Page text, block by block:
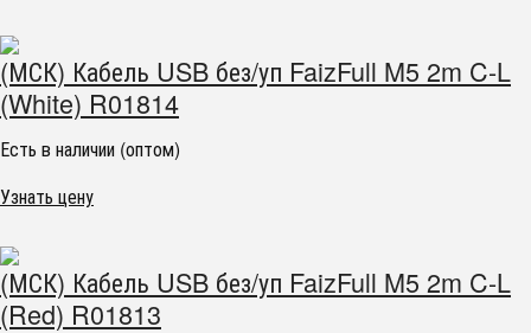
(МСК) Кабель USB без/уп FaizFull M5 2m C-L
(White) R01814
Есть в наличии (оптом)
Узнать цену
(МСК) Кабель USB без/уп FaizFull M5 2m C-L
(Red) R01813